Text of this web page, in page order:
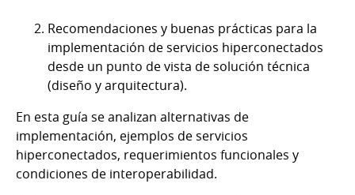
Recomendaciones y buenas prácticas para la
implementación de servicios hiperconectados
desde un punto de vista de solución técnica
(diseño y arquitectura).
En esta guía se analizan alternativas de
implementación, ejemplos de servicios
hiperconectados, requerimientos funcionales y
condiciones de interoperabilidad.